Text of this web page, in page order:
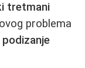
tretmani
problema
podizanje